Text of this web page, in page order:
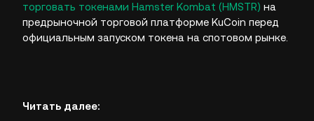
торговать токенами Hamster Kombat (HMSTR) на
предрыночной торговой платформе KuCoin перед
официальным запуском токена на спотовом рынке.
Читать далее: